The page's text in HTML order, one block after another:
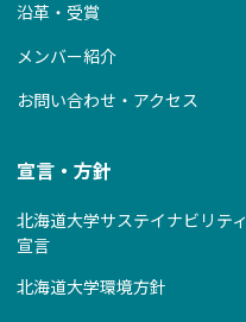
沿革・受賞
メンバー紹介
お問い合わせ・アクセス
宣言・方針
北海道大学サステイナビリティ
宣言
北海道大学環境方針